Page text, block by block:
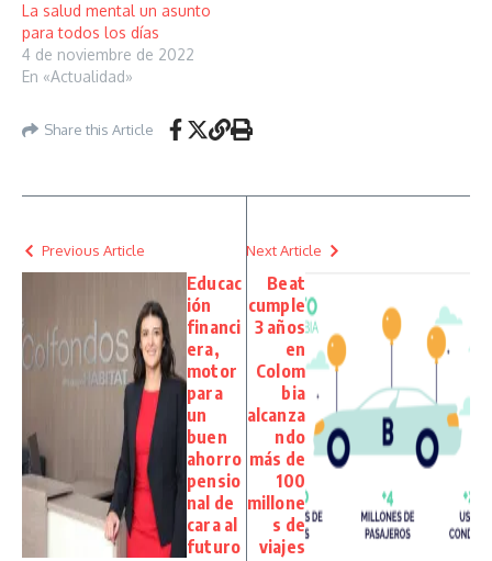
La salud mental un asunto
para todos los días
4 de noviembre de 2022
En «Actualidad»
Share this Article
Previous Article
Educac
ión
financi
era,
motor
para
un
buen
ahorro
pensio
nal de
cara al
futuro
Next Article
Beat
cumple
3 años
en
Colom
bia
alcanza
ndo
más de
100
millone
s de
viajes